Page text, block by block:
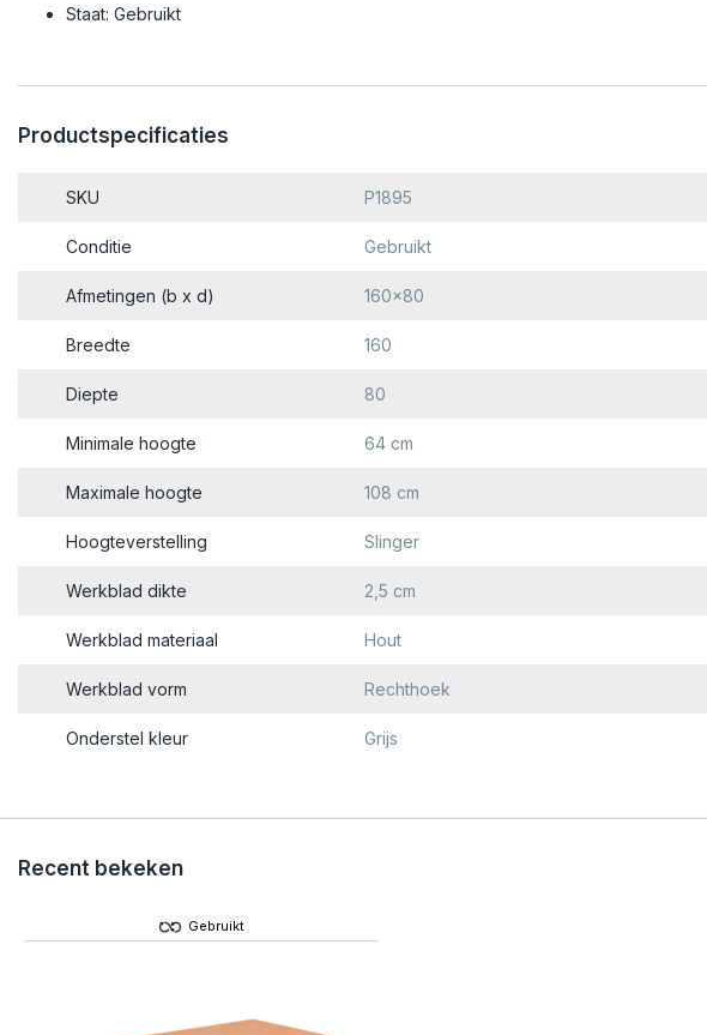
Staat: Gebruikt
Productspecificaties
SKU P1895
Conditie Gebruikt
Afmetingen (b x d) 160x80
Breedte 160
Diepte 80
Minimale hoogte 64 cm
Maximale hoogte 108 cm
Hoogteverstelling Slinger
Werkblad dikte 2,5 cm
Werkblad materiaal Hout
Werkblad vorm Rechthoek
Onderstel kleur Grijs
Recent bekeken
Gebruikt